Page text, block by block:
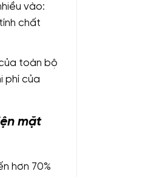
vào:
chất
toàn bộ
phí của
mặt
hơn 70%